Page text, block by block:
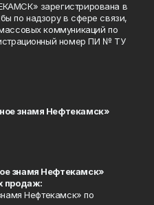
зарегистрирована в
по надзору в сфере связи,
коммуникаций по
номер ПИ № ТУ
знамя Нефтекамск»
знамя Нефтекамск»
продаж:
Нефтекамск» по